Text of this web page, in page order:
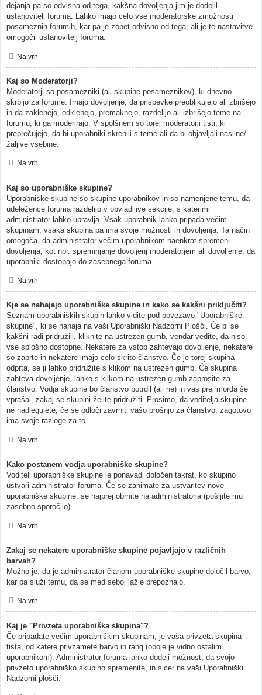
dejanja pa so odvisna od tega, kakšna dovoljenja jim je dodelil
ustanovitelj foruma. Lahko imajo celo vse moderatorske zmožnosti
posameznih forumih, kar pa je zopet odvisno od tega, ali je te nastavitve
omogočil ustanovitelj foruma.
Na vrh
Kaj so Moderatorji?
Moderatorji so posamezniki (ali skupine posameznikov), ki dnevno
skrbijo za forume. Imajo dovoljenje, da prispevke preoblikujejo ali zbrišejo
in da zaklenejo, odklenejo, premaknejo, razdelijo ali izbrišejo teme na
forumu, ki ga moderirajo. V spolšnem so torej moderatorji tisti, ki
preprečujejo, da bi uporabniki skrenili s teme ali da bi objavljali nasilne/
žaljive vsebine.
Na vrh
Kaj so uporabniške skupine?
Uporabniške skupine so skupine uporabnikov in so namenjene temu, da
udeležence foruma razdelijo v obvladljive sekcije, s katerimi
administrator lahko upravlja. Vsak uporabnik lahko pripada večim
skupinam, vsaka skupina pa ima svoje možnosti in dovoljenja. Ta način
omogoča, da administrator večim uporabnikom naenkrat spremeni
dovoljenja, kot npr. spreminjanje dovoljenj moderatorjem ali dovoljenje, da
uporabniki dostopajo do zasebnega foruma.
Na vrh
Kje se nahajajo uporabniške skupine in kako se kakšni priključiti?
Seznam uporabniških skupin lahko vidite pod povezavo "Uporabniške
skupine", ki se nahaja na vaši Uporabniški Nadzorni Plošči. Če bi se
kakšni radi pridružili, kliknite na ustrezen gumb, vendar vedite, da niso
vse splošno dostopne. Nekatere za vstop zahtevajo dovoljenje, nekatere
so zaprte in nekatere imajo celo skrito članstvo. Če je torej skupina
odprta, se ji lahko pridružite s klikom na ustrezen gumb. Če skupina
zahteva dovoljenje, lahko s klikom na ustrezen gumb zaprosite za
članstvo. Vodja skupine bo članstvo potrdil (ali ne) in vas prej morda še
vprašal, zakaj se skupini želite pridružiti. Prosimo, da voditelja skupine
ne nadlegujete, če se odloči zavrniti vašo prošnjo za članstvo; zagotovo
ima svoje razloge za to.
Na vrh
Kako postanem vodja uporabniške skupine?
Voditelj uporabniške skupine je ponavadi določen takrat, ko skupino
ustvari administrator foruma. Če se zanimate za ustvaritev nove
uporabniške skupine, se najprej obrnite na administratorja (pošljite mu
zasebno sporočilo).
Na vrh
Zakaj se nekatere uporabniške skupine pojavljajo v različnih
barvah?
Možno je, da je administrator članom uporabniške skupine določil barvo,
kar pa služi temu, da se med seboj lažje prepoznajo.
Na vrh
Kaj je "Privzeta uporabniška skupina"?
Če pripadate večim uporabniškim skupinam, je vaša privzeta skupina
tista, od katere privzamete barvo in rang (oboje je vidno ostalim
uporabnikom). Administrator foruma lahko dodeli možnost, da svojo
privzeto uporabniško skupino spremenite, in sicer na vaši Uporabniški
Nadzorni plošči.